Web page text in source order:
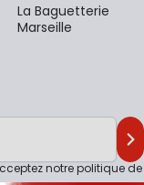
La Baguetterie
Marseille
notrepolitique de